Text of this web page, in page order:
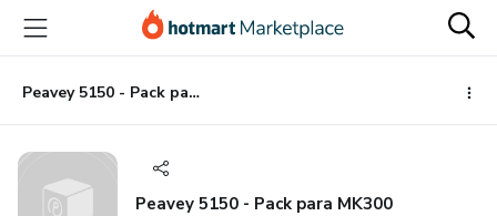
para
conteúdo
principal
para
pagamento
para
rodapé
Peavey 5150 - Pack para MK300
Peavey 5150 - Pack para MK300